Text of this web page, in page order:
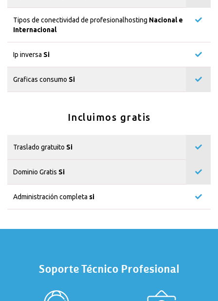
Tipos de conectividad de profesionalhosting Nacional e
Internacional
Ip inversa Si
Graficas consumo Si
Incluimos gratis
Traslado gratuito Si
Dominio Gratis Si
Administración completa si
Soporte Técnico Profesional